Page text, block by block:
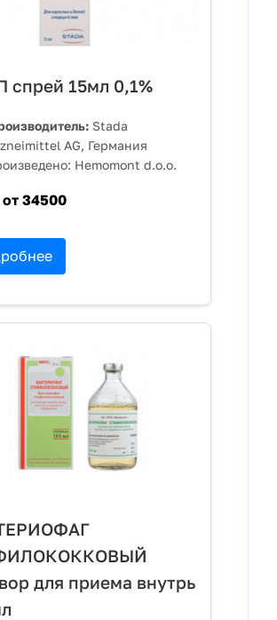
спрей 15мл 0,1%
Stada
AG, Германия
Hemomont d.o.o.
от 34500
для приема внутрь